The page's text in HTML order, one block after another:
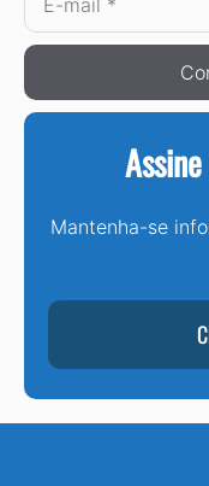
mail
Mantenha-se